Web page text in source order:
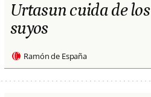
Urtasun cuida de los
suyos
Ramón de España